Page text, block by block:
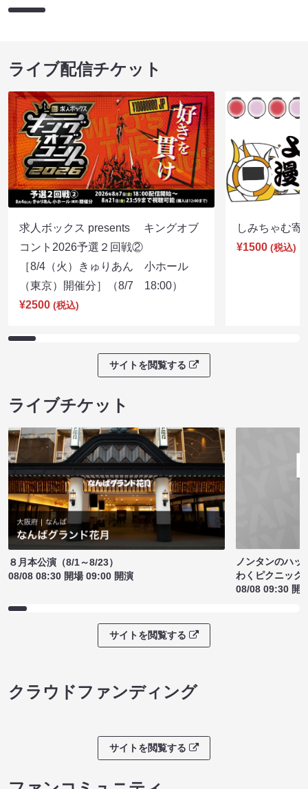
ライブ配信チケット
求人ボックス presents キングオブ
コント2026予選２回戦②
［8/4（火）きゅりあん 小ホール
（東京）開催分］（8/7 18:00）
¥2500 (税込)
しみちゃむ
¥1500 (税込)
サイトを閲覧する
ライブチケット
８月本公演（8/1～8/23）
08/08 08:30 開場 09:00 開演
ノンタンのハッ
わくピクニック
08/08 09:30 開
サイトを閲覧する
クラウドファンディング
サイトを閲覧する